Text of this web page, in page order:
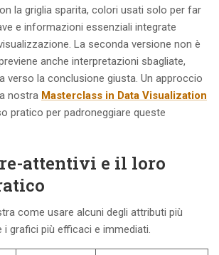
la griglia sparita, colori usati solo per far
e informazioni essenziali integrate
La seconda versione non è
anche interpretazioni sbagliate,
verso la conclusione giusta. Un approccio
nostra Masterclass in Data Visualization
pratico per padroneggiare queste
attentivi e il loro
come usare alcuni degli attributi più
grafici più efficaci e immediati.